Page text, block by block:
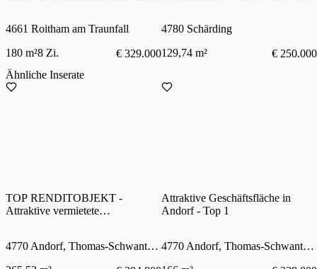
4661 Roitham am Traunfall
180 m²8 Zi. € 329.000
4780 Schärding
129,74 m²
€ 250.000
Ähnliche Inserate
TOP RENDITOBJEKT -
Attraktive vermietete
4770 Andorf, Thomas-Schwanthaler-Straße 1a
Attraktive Geschäftsfläche in
Andorf - Top 1
4770 Andorf, Thomas-Schwanthaler-Straße 1a